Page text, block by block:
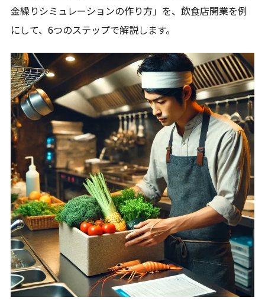
金繰りシミュレーションの作り方」を、飲食店開業を例
にして、6つのステップで解説します。